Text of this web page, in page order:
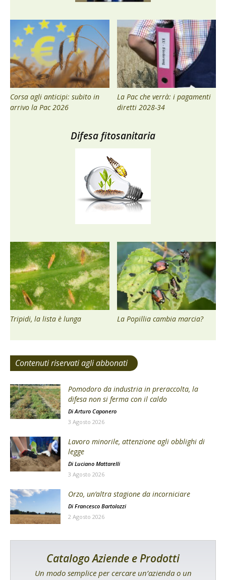
Corsa agli anticipi: subito in
arrivo la Pac 2026
La Pac che verrà: i pagamenti
diretti 2028-34
Difesa fitosanitaria
Tripidi, la lista è lunga La Popillia cambia marcia?
Contenuti riservati agli abbonati
Pomodoro da industria in preraccolta, la
difesa non si ferma con il caldo
DiArturo Caponero
3 Agosto 2026
Lavoro minorile, attenzione agli obblighi di
legge
Di Luciano Mattarelli
3 Agosto 2026
Orzo, un’altra stagione da incorniciare
Di Francesco Bartolozzi
2 Agosto 2026
Catalogo Aziende e Prodotti
Un modo semplice per cercare un’azienda o un